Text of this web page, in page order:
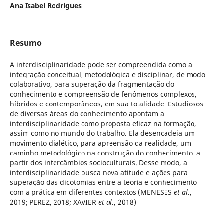
Ana Isabel Rodrigues
Resumo
A interdisciplinaridade pode ser compreendida como a
integração conceitual, metodológica e disciplinar, de modo
colaborativo, para superação da fragmentação do
conhecimento e compreensão de fenômenos complexos,
híbridos e contemporâneos, em sua totalidade. Estudiosos
de diversas áreas do conhecimento apontam a
interdisciplinaridade como proposta eficaz na formação,
assim como no mundo do trabalho. Ela desencadeia um
movimento dialético, para apreensão da realidade, um
caminho metodológico na construção do conhecimento, a
partir dos intercâmbios socioculturais. Desse modo, a
interdisciplinaridade busca nova atitude e ações para
superação das dicotomias entre a teoria e conhecimento
com a prática em diferentes contextos (MENESES et al.,
2019; PEREZ, 2018; XAVIER et al., 2018)